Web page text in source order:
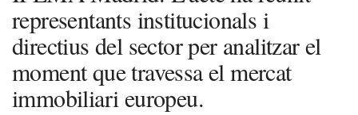
representants institucionals i
directius del sector per analitzar el
moment que travessa el mercat
immobiliari europeu.